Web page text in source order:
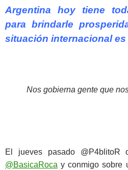
Argentina hoy tiene
para brindarle
situación internacional es
Nos gobierna gente que
El jueves pasado @P4blitoR
@BasicaRoca y conmigo sobre